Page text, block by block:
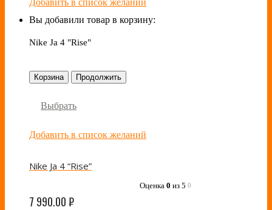
Вы добавили товар в корзину:
Nike Ja 4 "Rise"
Корзина Продолжить
Выбрать
Добавить в список желаний
Nike Ja 4 “Rise”
Оценка 0 из 5 0
7 990.00₽